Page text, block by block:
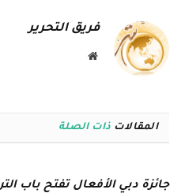
فريق التحرير
موقع
المقالات ذات الصلة
جائزة دبي الأفعال تفتح باب الترشح